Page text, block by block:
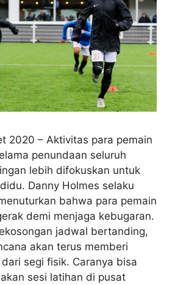
2020 – Aktivitas para pemain
penundaan seluruh
lebih difokuskan untuk
Danny Holmes selaku
bahwa para pemain
demi menjaga kebugaran.
jadwal bertanding,
akan terus memberi
segi fisik. Caranya bisa
sesi latihan di pusat